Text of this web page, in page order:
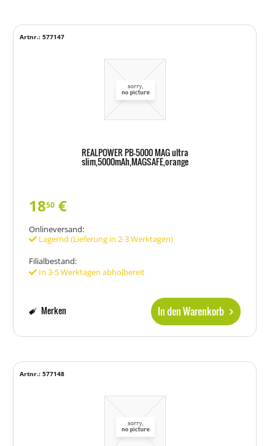
REALPOWER PB-5000 MAG ultra
slim,5000mAh,MAGSAFE,orange
Artnr.: 577147
1850 €
Onlineversand:
Lagernd (Lieferung in 2-3 Werktagen)
Filialbestand:
In 3-5 Werktagen abholbereit
In den Warenkorb
Merken
Artnr.: 577148